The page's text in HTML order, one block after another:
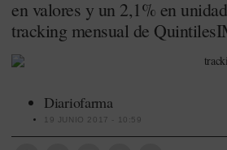
en valores y un 2,1% en
tracking mensual de
Diariofarma
19 JUNIO 2017 - 10:59